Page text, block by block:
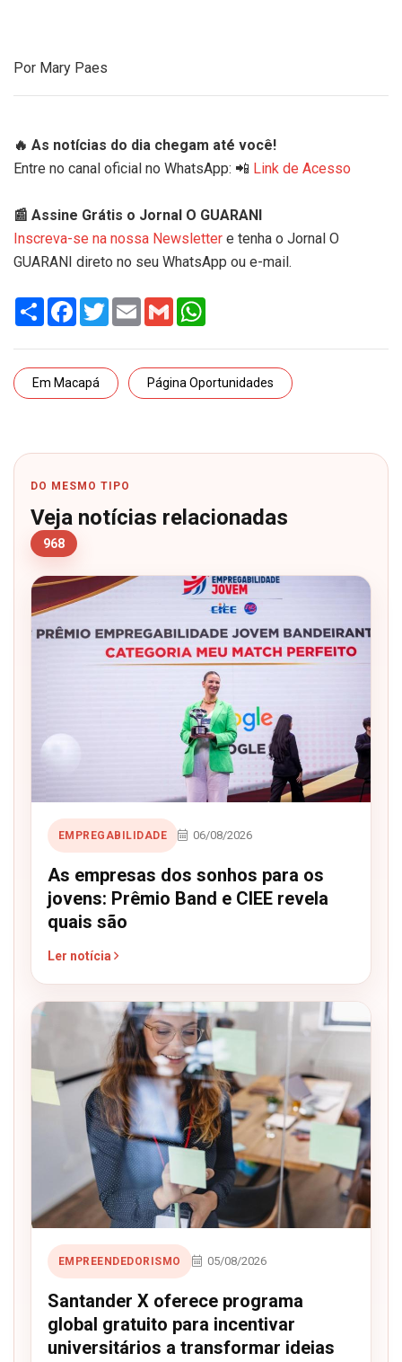
Por Mary Paes
🔥 As notícias do dia chegam até você!
Entre no canal oficial no WhatsApp: 📲 Link de Acesso
📰 Assine Grátis o Jornal O GUARANI
Inscreva-se na nossa Newsletter e tenha o Jornal O
GUARANI direto no seu WhatsApp ou e-mail.
Share Facebook
TwitterEmail Gmail
Em Macapá Página Oportunidades
DO MESMO TIPO
Veja notícias relacionadas
968
EMPREGABILIDADE 06/08/2026
As empresas dos sonhos para os
jovens: Prêmio Band e CIEE revela
quais são
Ler notícia
EMPREENDEDORISMO 05/08/2026
Santander X oferece programa
global gratuito para incentivar
universitários a transformar ideias